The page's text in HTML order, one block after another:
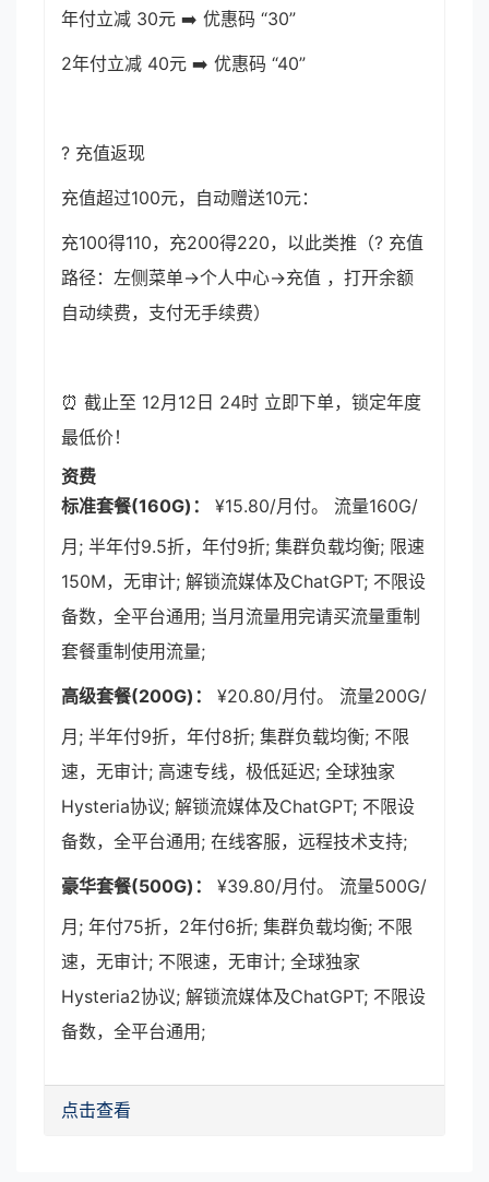
年付立减 30元 ➡️ 优惠码 “30”
2年付立减 40元 ➡️ 优惠码 “40”
? 充值返现
充值超过100元，自动赠送10元：
充100得110，充200得220，以此类推（? 充值
路径：左侧菜单->个人中心->充值 ，打开余额
自动续费，支付无手续费）
⏰ 截止至 12月12日 24时 立即下单，锁定年度
最低价！
资费
标准套餐(160G)：
¥15.80/月付。 流量160G/
月; 半年付9.5折，年付9折; 集群负载均衡; 限速
150M，无审计; 解锁流媒体及ChatGPT; 不限设
备数，全平台通用; 当月流量用完请买流量重制
套餐重制使用流量;
高级套餐(200G)：
¥20.80/月付。 流量200G/
月; 半年付9折，年付8折; 集群负载均衡; 不限
速，无审计; 高速专线，极低延迟; 全球独家
Hysteria协议; 解锁流媒体及ChatGPT; 不限设
备数，全平台通用; 在线客服，远程技术支持;
豪华套餐(500G)：
¥39.80/月付。 流量500G/
月; 年付75折，2年付6折; 集群负载均衡; 不限
速，无审计; 不限速，无审计; 全球独家
Hysteria2协议; 解锁流媒体及ChatGPT; 不限设
备数，全平台通用;
点击查看